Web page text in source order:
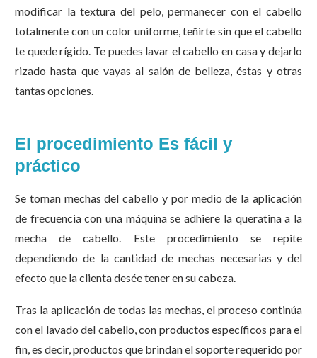
modificar la textura del pelo, permanecer con el cabello
totalmente con un color uniforme, teñirte sin que el cabello
te quede rígido. Te puedes lavar el cabello en casa y dejarlo
rizado hasta que vayas al salón de belleza, éstas y otras
tantas opciones.
El procedimiento Es fácil y
práctico
Se toman mechas del cabello y por medio de la aplicación
de frecuencia con una máquina se adhiere la queratina a la
mecha de cabello. Este procedimiento se repite
dependiendo de la cantidad de mechas necesarias y del
efecto que la clienta desée tener en su cabeza.
Tras la aplicación de todas las mechas, el proceso continúa
con el lavado del cabello, con productos específicos para el
fin, es decir, productos que brindan el soporte requerido por